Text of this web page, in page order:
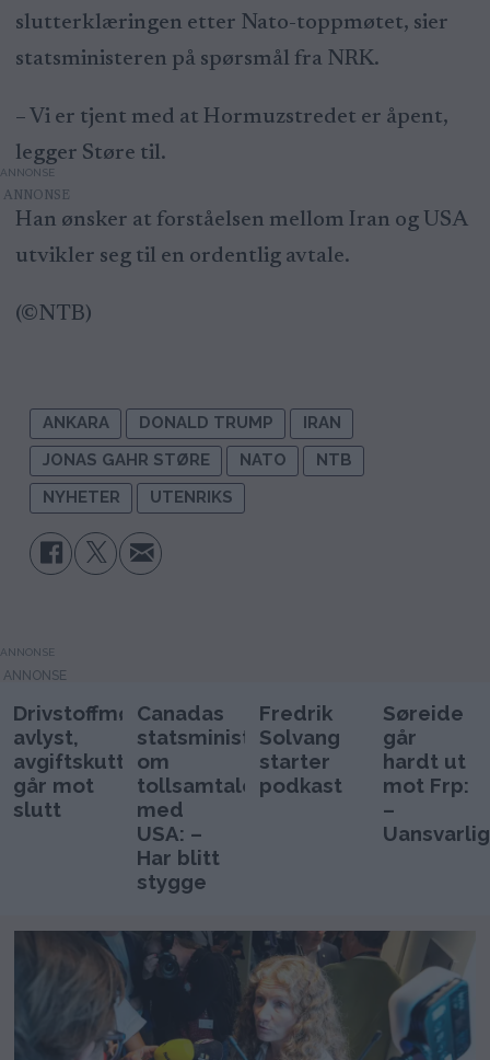
slutterklæringen etter Nato-toppmøtet, sier
statsministeren på spørsmål fra NRK.
– Vi er tjent med at Hormuzstredet er åpent,
legger Støre til.
ANNONSE
Han ønsker at forståelsen mellom Iran og USA
utvikler seg til en ordentlig avtale.
(©NTB)
ANKARA DONALD TRUMP
IRAN
JONAS GAHR STØRE
NATO
NTB
NYHETER
UTENRIKS
ANNONSE
Drivstoffmøtet
avlyst,
avgiftskutt
går mot
slutt
Canadas
statsminister
om
tollsamtaler
med
USA: –
Har blitt
stygge
Fredrik
Solvang
starter
podkast
Søreide
går
hardt ut
mot Frp:
–
Uansvarlig